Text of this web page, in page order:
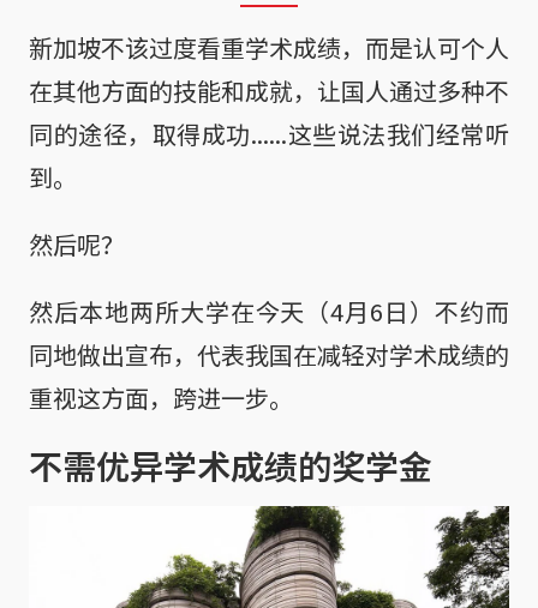
新加坡不该过度看重学术成绩，而是认可个人
在其他方面的技能和成就，让国人通过多种不
同的途径，取得成功......这些说法我们经常听
到。
然后呢？
然后本地两所大学在今天（4月6日）不约而
同地做出宣布，代表我国在减轻对学术成绩的
重视这方面，跨进一步。
不需优异学术成绩的奖学金